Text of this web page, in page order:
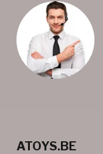
ATOYS.BE